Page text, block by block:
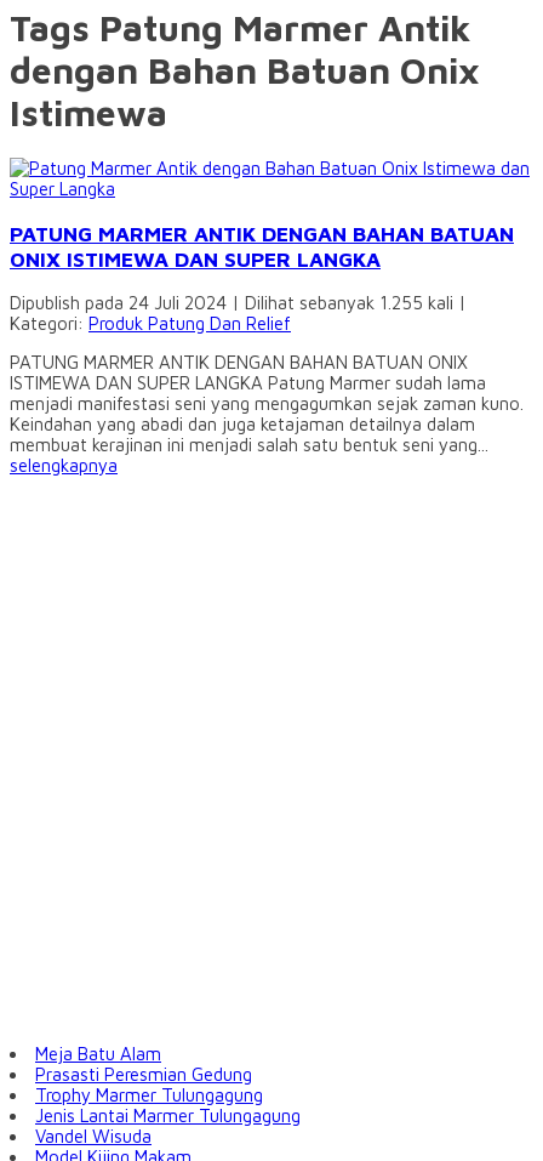
Tags Patung Marmer Antik
dengan Bahan Batuan Onix
Istimewa
PATUNG MARMER ANTIK DENGAN BAHAN BATUAN
ONIX ISTIMEWA DAN SUPER LANGKA
Dipublish pada 24 Juli 2024 | Dilihat sebanyak 1.255 kali |
Kategori: Produk Patung Dan Relief
PATUNG MARMER ANTIK DENGAN BAHAN BATUAN ONIX
ISTIMEWA DAN SUPER LANGKA Patung Marmer sudah lama
menjadi manifestasi seni yang mengagumkan sejak zaman kuno.
Keindahan yang abadi dan juga ketajaman detailnya dalam
membuat kerajinan ini menjadi salah satu bentuk seni yang...
selengkapnya
Meja Batu Alam
Prasasti Peresmian Gedung
Trophy Marmer Tulungagung
Jenis Lantai Marmer Tulungagung
Vandel Wisuda